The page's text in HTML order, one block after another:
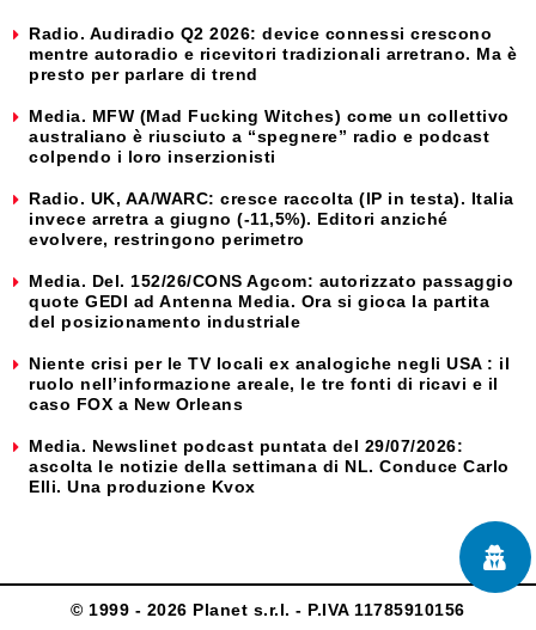
Radio. Audiradio Q2 2026: device connessi crescono
mentre autoradio e ricevitori tradizionali arretrano. Ma è
presto per parlare di trend
Media. MFW (Mad Fucking Witches) come un collettivo
australiano è riusciuto a “spegnere” radio e podcast
colpendo i loro inserzionisti
Radio. UK, AA/WARC: cresce raccolta (IP in testa). Italia
invece arretra a giugno (-11,5%). Editori anziché
evolvere, restringono perimetro
Media. Del. 152/26/CONS Agcom: autorizzato passaggio
quote GEDI ad Antenna Media. Ora si gioca la partita
del posizionamento industriale
Niente crisi per le TV locali ex analogiche negli USA : il
ruolo nell’informazione areale, le tre fonti di ricavi e il
caso FOX a New Orleans
Media. Newslinet podcast puntata del 29/07/2026:
ascolta le notizie della settimana di NL. Conduce Carlo
Elli. Una produzione Kvox
© 1999 - 2026 Planet s.r.l. - P.IVA 11785910156